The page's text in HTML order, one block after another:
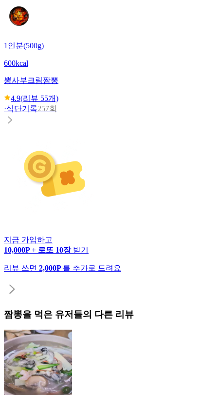
1인분(500g)
600kcal
뽕사부크림짬뽕
4.9(리뷰 55개)
·식단기록257회
지금 가입하고
10,000P + 로또 10장 받기
리뷰 쓰면 2,000P 를 추가로 드려요
짬뽕을 먹은 유저들의 다른 리뷰